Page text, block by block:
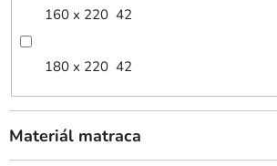
160 x 220 42
180 x 220 42
Materiál matraca